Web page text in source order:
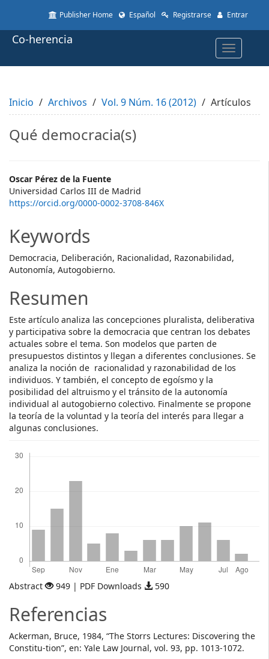
to
page
Main
Content
Sidebar
Publisher Home Español Registrarse Entrar
Toggle
Co-herencia
Inicio Archivos Vol. 9 Núm. 16 (2012) Artículos
Qué democracia(s)
Main
Article
Oscar Pérez de la Fuente
Universidad Carlos III de Madrid
https://orcid.org/0000-0002-3708-846X
Keywords
Democracia, Deliberación, Racionalidad, Razonabilidad,
Autonomía, Autogobierno.
Resumen
Este artículo analiza las concepciones pluralista, deliberativa
y participativa sobre la democracia que centran los debates
actuales sobre el tema. Son modelos que parten de
presupuestos distintos y llegan a diferentes conclusiones. Se
analiza la noción de racionalidad y razonabilidad de los
individuos. Y también, el concepto de egoísmo y la
posibilidad del altruismo y el tránsito de la autonomía
individual al autogobierno colectivo. Finalmente se propone
la teoría de la voluntad y la teoría del interés para llegar a
algunas conclusiones.
Abstract 949 | PDF Downloads 590
Referencias
Ackerman, Bruce, 1984, “The Storrs Lectures: Discovering the
Constitu-tion”, en: Yale Law Journal, vol. 93, pp. 1013-1072.